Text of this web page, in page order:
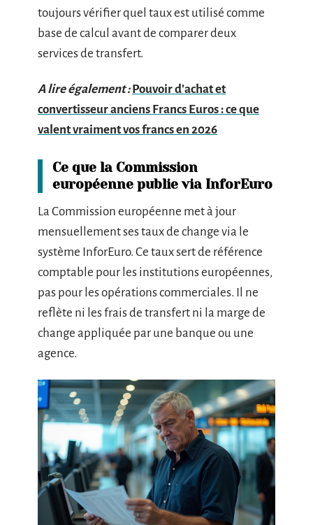
toujours vérifier quel taux est utilisé comme
base de calcul avant de comparer deux
services de transfert.
A lire également : Pouvoir d'achat et
convertisseur anciens Francs Euros : ce que
valent vraiment vos francs en 2026
Ce que la Commission
européenne publie via InforEuro
La Commission européenne met à jour
mensuellement ses taux de change via le
système InforEuro. Ce taux sert de référence
comptable pour les institutions européennes,
pas pour les opérations commerciales. Il ne
reflète ni les frais de transfert ni la marge de
change appliquée par une banque ou une
agence.